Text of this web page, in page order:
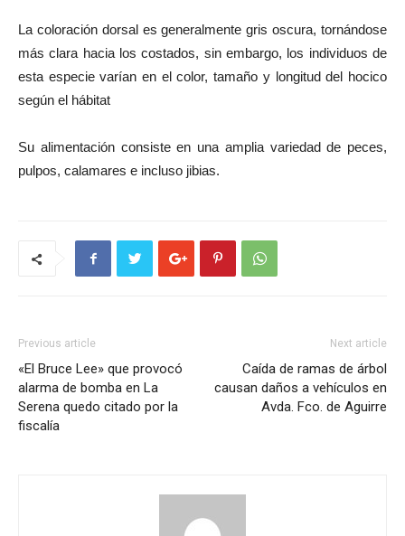
La coloración dorsal es generalmente gris oscura, tornándose
más clara hacia los costados, sin embargo, los individuos de
esta especie varían en el color, tamaño y longitud del hocico
según el hábitat
Su alimentación consiste en una amplia variedad de peces,
pulpos, calamares e incluso jibias.
Previous article
«El Bruce Lee» que provocó
alarma de bomba en La
Serena quedo citado por la
fiscalía
Next article
Caída de ramas de árbol
causan daños a vehículos en
Avda. Fco. de Aguirre